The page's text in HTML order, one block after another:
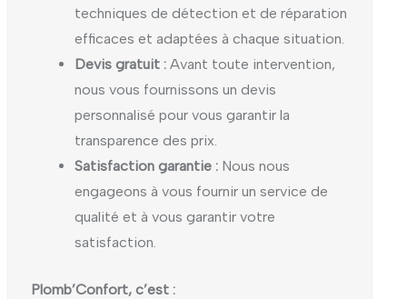
techniques de détection et de réparation
efficaces et adaptées à chaque situation.
Devis gratuit : Avant toute intervention,
nous vous fournissons un devis
personnalisé pour vous garantir la
transparence des prix.
Satisfaction garantie : Nous nous
engageons à vous fournir un service de
qualité et à vous garantir votre
satisfaction.
Plomb’Confort, c’est :